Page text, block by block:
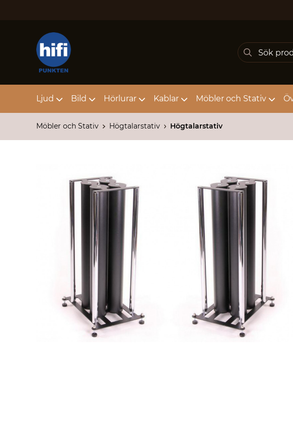
Ljud Bild Hörlurar Kablar Möbler och Stativ
Möbler och Stativ Högtalarstativ Högtalarstativ